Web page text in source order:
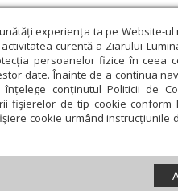
experiența ta pe Website-ul
curentă a Ziarului
persoanelor fizice în ceea
date. Înainte de a continua
conținutul Politicii de
fişierelor de tip cookie conform
cookie urmând instrucțiunile
Societate
Pilda zilei
căință și nădejde